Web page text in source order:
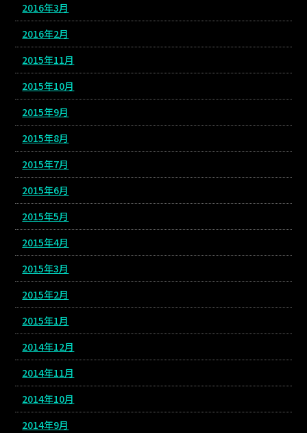
2016年3月
2016年2月
2015年11月
2015年10月
2015年9月
2015年8月
2015年7月
2015年6月
2015年5月
2015年4月
2015年3月
2015年2月
2015年1月
2014年12月
2014年11月
2014年10月
2014年9月